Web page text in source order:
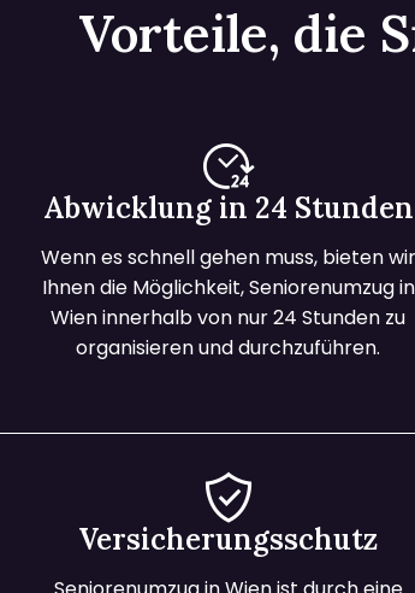
Vorteile, die
Abwicklung in 24 Stunden
Wenn es schnell gehen muss, bieten wir
Ihnen die Möglichkeit, Seniorenumzug in
Wien innerhalb von nur 24 Stunden zu
organisieren und durchzuführen.
Versicherungsschutz